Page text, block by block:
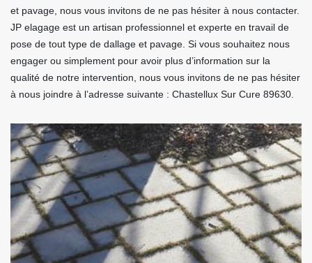
et pavage, nous vous invitons de ne pas hésiter à nous contacter.
JP elagage est un artisan professionnel et experte en travail de
pose de tout type de dallage et pavage. Si vous souhaitez nous
engager ou simplement pour avoir plus d’information sur la
qualité de notre intervention, nous vous invitons de ne pas hésiter
à nous joindre à l’adresse suivante : Chastellux Sur Cure 89630.